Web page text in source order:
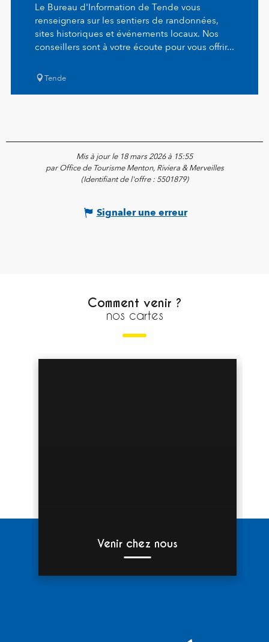
Le Bureau d'Information de Tende vous
renseignera sur les sentiers de randonnées,
sites historiques et événements locaux. Nos
conseillers sont à votre écoute pour vous offrir...
Tende
Mis à jour le 18 mars 2026 à 15:55
par Office de Tourisme Menton, Riviera & Merveilles
(Identifiant de l'offre : 5501879)
Signaler une erreur
Comment venir ?
nos cartes
Venir chez nous